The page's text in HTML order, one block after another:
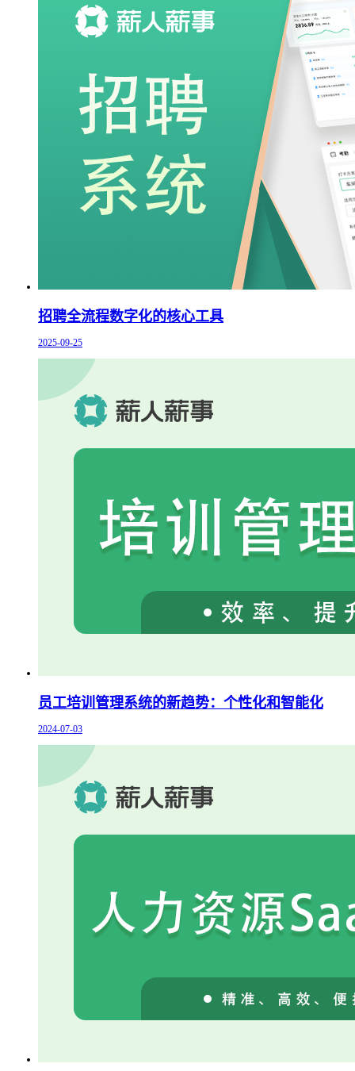
招聘全流程数字化的核心工具
2025-09-25
员工培训管理系统的新趋势：个性化和智能化
2024-07-03